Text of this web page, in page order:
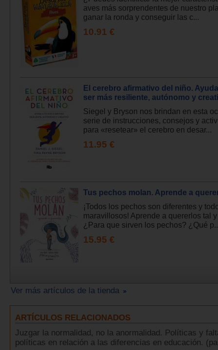
aves más sorprendentes de nuestro
ganar la ronda y conseguir las c...
10.91 €
El cerebro afirmativo del niño.
ser más resiliente, autónomo y
Siegel y Bryson nos brindan en esta
serie de instrucciones, consejos y
para «resetear» el cerebro en desar...
11.95 €
Tus pechos molan. Aprende a
¡Todos los pechos son diferentes y
maravillosos! Aprende a quererlos tal
¿Para que sirven los pechos? ¿Qué
15.95 €
Ver más artículos de la tienda
ARTÍCULOS RELACIONADOS
Juzgar la normalidad, no la anormalidad. Políticas y
políticas en relación a las diferencias en educación.